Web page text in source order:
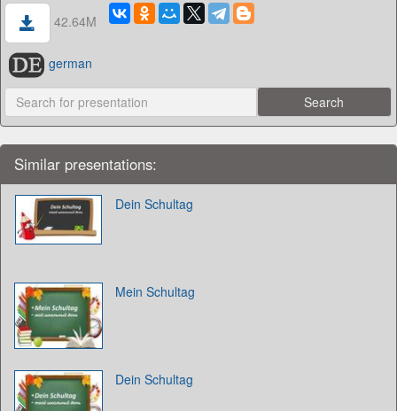
42.64M
german
Similar presentations:
Dein Schultag
Mein Schultag
Dein Schultag